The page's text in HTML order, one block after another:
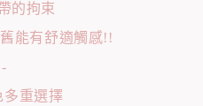
的拘束
能有舒適觸感!!
-
多重選擇